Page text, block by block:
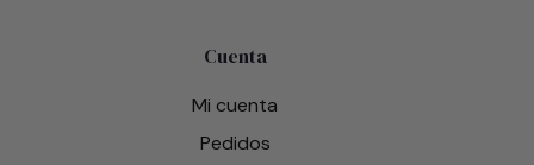
Cuenta
Mi cuenta
Pedidos